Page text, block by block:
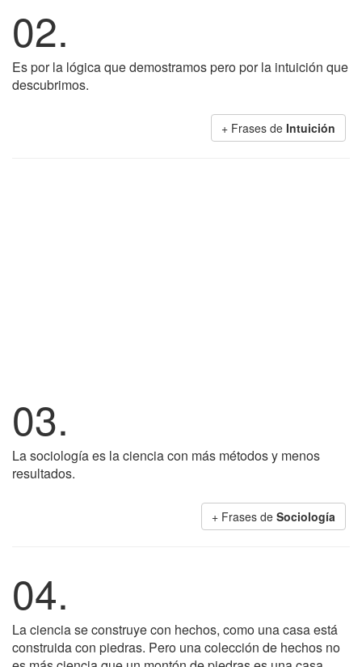
02.
Es por la lógica que demostramos pero por la intuición que
descubrimos.
+ Frases de Intuición
03.
La sociología es la ciencia con más métodos y menos
resultados.
+ Frases de Sociología
04.
La ciencia se construye con hechos, como una casa está
construida con piedras. Pero una colección de hechos no